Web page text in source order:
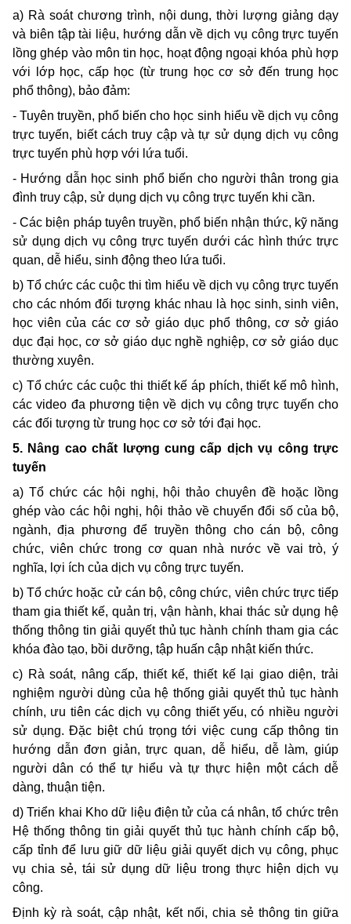
a) Rà soát chương trình, nội dung, thời lượng giảng dạy
và biên tập tài liệu, hướng dẫn về dịch vụ công trực tuyến
lồng ghép vào môn tin học, hoạt động ngoại khóa phù hợp
với lớp học, cấp học (từ trung học cơ sở đến trung học
phổ thông), bảo đảm:
- Tuyên truyền, phổ biến cho học sinh hiểu về dịch vụ công
trực tuyến, biết cách truy cập và tự sử dụng dịch vụ công
trực tuyến phù hợp với lứa tuổi.
- Hướng dẫn học sinh phổ biến cho người thân trong gia
đình truy cập, sử dụng dịch vụ công trực tuyến khi cần.
- Các biện pháp tuyên truyền, phổ biến nhận thức, kỹ năng
sử dụng dịch vụ công trực tuyến dưới các hình thức trực
quan, dễ hiểu, sinh động theo lứa tuổi.
b) Tổ chức các cuộc thi tìm hiểu về dịch vụ công trực tuyến
cho các nhóm đối tượng khác nhau là học sinh, sinh viên,
học viên của các cơ sở giáo dục phổ thông, cơ sở giáo
dục đại học, cơ sở giáo dục nghề nghiệp, cơ sở giáo dục
thường xuyên.
c) Tổ chức các cuộc thi thiết kế áp phích, thiết kế mô hình,
các video đa phương tiện về dịch vụ công trực tuyến cho
các đối tượng từ trung học cơ sở tới đại học.
5. Nâng cao chất lượng cung cấp dịch vụ công trực
tuyến
a) Tổ chức các hội nghị, hội thảo chuyên đề hoặc lồng
ghép vào các hội nghị, hội thảo về chuyển đổi số của bộ,
ngành, địa phương để truyền thông cho cán bộ, công
chức, viên chức trong cơ quan nhà nước về vai trò, ý
nghĩa, lợi ích của dịch vụ công trực tuyến.
b) Tổ chức hoặc cử cán bộ, công chức, viên chức trực tiếp
tham gia thiết kế, quản trị, vận hành, khai thác sử dụng hệ
thống thông tin giải quyết thủ tục hành chính tham gia các
khóa đào tạo, bồi dưỡng, tập huấn cập nhật kiến thức.
c) Rà soát, nâng cấp, thiết kế, thiết kế lại giao diện, trải
nghiệm người dùng của hệ thống giải quyết thủ tục hành
chính, ưu tiên các dịch vụ công thiết yếu, có nhiều người
sử dụng. Đặc biệt chú trọng tới việc cung cấp thông tin
hướng dẫn đơn giản, trực quan, dễ hiểu, dễ làm, giúp
người dân có thể tự hiểu và tự thực hiện một cách dễ
dàng, thuận tiện.
d) Triển khai Kho dữ liệu điện tử của cá nhân, tổ chức trên
Hệ thống thông tin giải quyết thủ tục hành chính cấp bộ,
cấp tỉnh để lưu giữ dữ liệu giải quyết dịch vụ công, phục
vụ chia sẻ, tái sử dụng dữ liệu trong thực hiện dịch vụ
công.
Định kỳ rà soát, cập nhật, kết nối, chia sẻ thông tin giữa